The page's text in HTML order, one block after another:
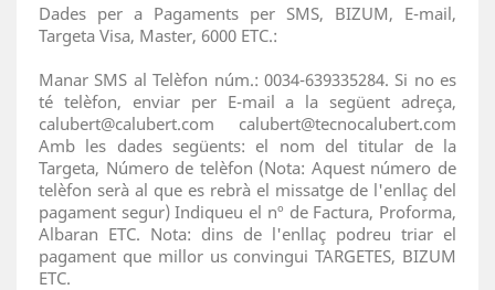
Dades per a Pagaments per SMS, BIZUM, E-mail,
Targeta Visa, Master, 6000 ETC.:
Manar SMS al Telèfon núm.: 0034-639335284. Si no es
té telèfon, enviar per E-mail a la següent adreça,
calubert@calubert.com calubert@tecnocalubert.com
Amb les dades següents: el nom del titular de la
Targeta, Número de telèfon (Nota: Aquest número de
telèfon serà al que es rebrà el missatge de l'enllaç del
pagament segur) Indiqueu el nº de Factura, Proforma,
Albaran ETC. Nota: dins de l'enllaç podreu triar el
pagament que millor us convingui TARGETES, BIZUM
ETC.